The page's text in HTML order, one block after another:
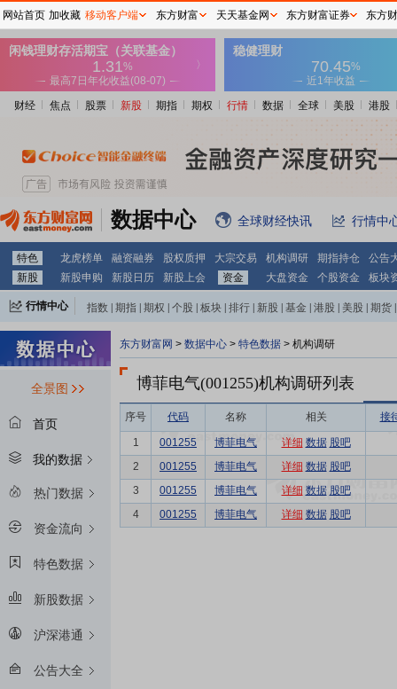
财经 焦点 股票 新股 期指 期权 行情 数据 全球 美股 港股
数据中心 全球财经快讯 行情中
特色 龙虎榜单 融资融券 股权质押 大宗交易 机构调研 期指持仓
公告
新股
新股申购 新股日历 新股上会 资金 大盘资金 个股资金 板块
行情中心 指数 期指 期权 个股 板块 排行 新股 基金 港股 美股 期货
全景图
首页
我的数据
热门数据
资金流向
特色数据
新股数据
沪深港通
公告大全
东方财富网 > 数据中心 > 特色数据 > 机构调研
博菲电气(001255)机构调研列表
序号 代码 名称 相关 接
1 001255 博菲电气 详细 数据 股吧
2
001255 博菲电气 详细 数据 股吧
3
001255 博菲电气 详细 数据 股吧
4
001255 博菲电气 详细 数据 股吧
网站首页 加收藏 移动客户端 东方财富 天天基金网 东方财富证券 东方